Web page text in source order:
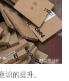
识的提升。